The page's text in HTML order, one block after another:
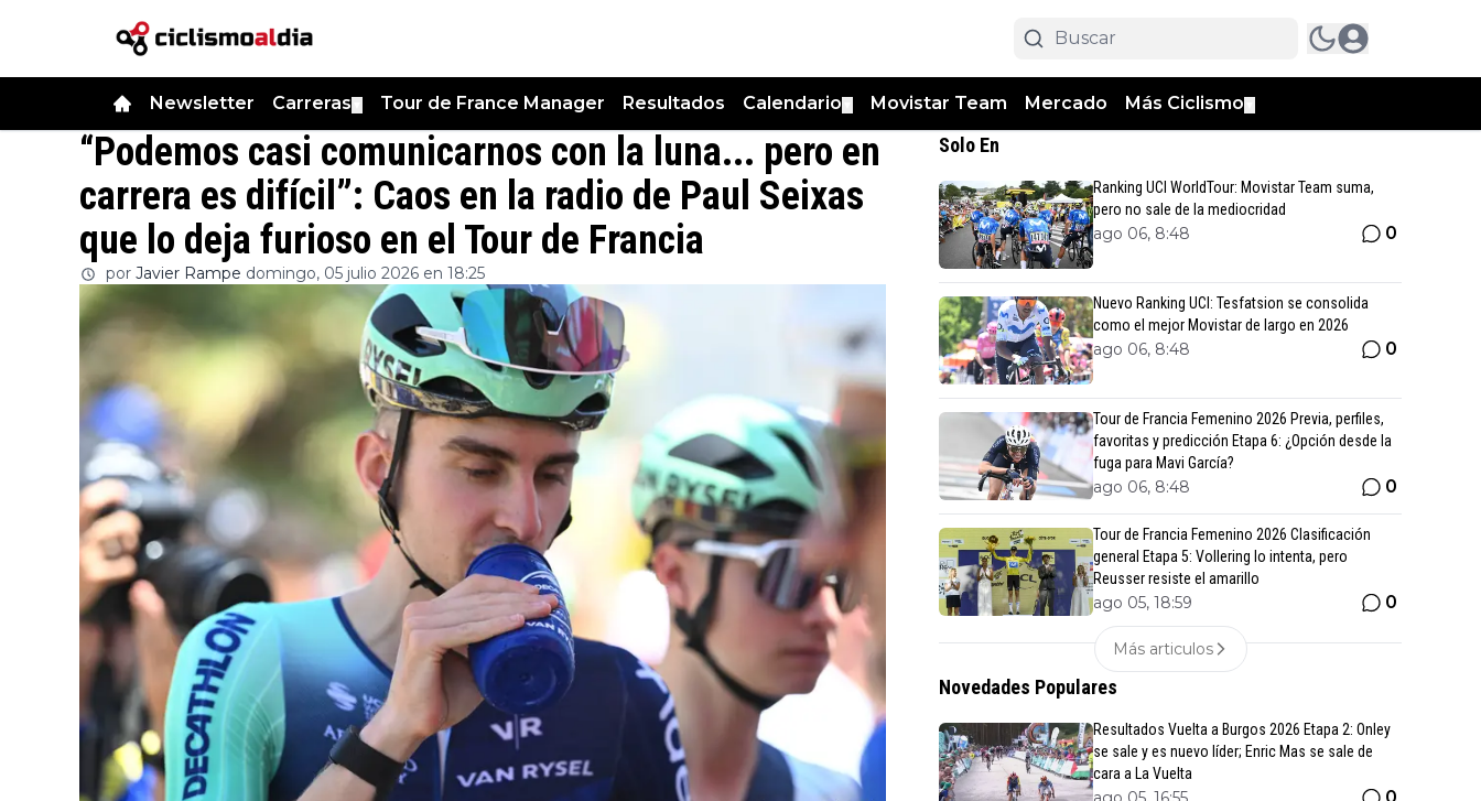
Newsletter Carreras Tour de France Manager Resultados Calendario Movistar Team Mercado Más Ciclismo
“Podemos casi comunicarnos con la luna... pero en
carrera es difícil”: Caos en la radio de Paul Seixas
que lo deja furioso en el Tour de Francia
por Javier Rampe domingo, 05 julio 2026 en 18:25
Solo En
Ranking UCI WorldTour: Movistar Team suma,
pero no sale de la mediocridad
ago 06, 8:48 0
Nuevo Ranking UCI: Tesfatsion se consolida
como el mejor Movistar de largo en 2026
ago 06, 8:48 0
Tour de Francia Femenino 2026 Previa, perfiles,
favoritas y predicción Etapa 6: ¿Opción desde la
fuga para Mavi García?
ago 06, 8:48 0
Tour de Francia Femenino 2026 Clasificación
general Etapa 5: Vollering lo intenta, pero
Reusser resiste el amarillo
ago 05, 18:59 0
Más articulos
Novedades Populares
Resultados Vuelta a Burgos 2026 Etapa 2: Onley
se sale y es nuevo líder; Enric Mas se sale de
cara a La Vuelta